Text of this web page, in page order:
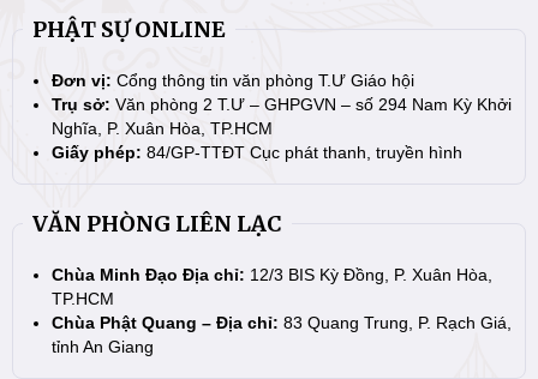
PHẬT SỰ ONLINE
Đơn vị: Cổng thông tin văn phòng T.Ư Giáo hội
Trụ sở: Văn phòng 2 T.Ư – GHPGVN – số 294 Nam Kỳ Khởi
Nghĩa, P. Xuân Hòa, TP.HCM
Giấy phép: 84/GP-TTĐT Cục phát thanh, truyền hình
VĂN PHÒNG LIÊN LẠC
Chùa Minh Đạo Địa chỉ: 12/3 BIS Kỳ Đồng, P. Xuân Hòa,
TP.HCM
Chùa Phật Quang – Địa chỉ: 83 Quang Trung, P. Rạch Giá,
tỉnh An Giang